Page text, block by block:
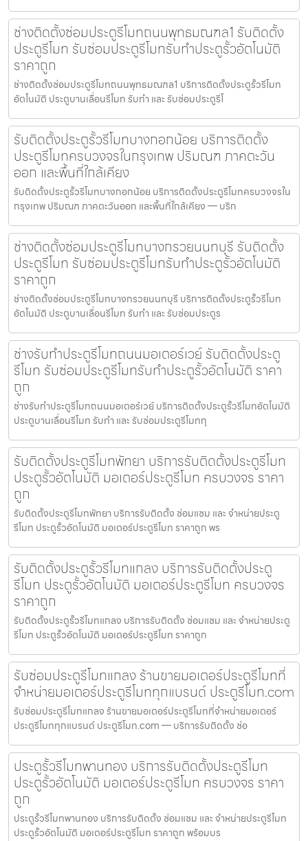
ช่างติดตั้งซ่อมประตูรีโมทถนนพุทธมณฑล1 รับติดตั้ง
ประตูรีโมท รับซ่อมประตูรีโมทรับทำประตูรั้วอัตโนมัติ
ราคาถูก
ช่างติดตั้งซ่อมประตูรีโมทถนนพุทธมณฑล1 บริการติดตั้งประตูรั้วรีโมท
อัตโนมัติ ประตูบานเลื่อนรีโมท รับทำ และ รับซ่อมประตูรีโ
รับติดตั้งประตูรั้วรีโมทบางกอกน้อย บริการติดตั้ง
ประตูรีโมทครบวงจรในกรุงเทพ ปริมณฑ ภาคตะวัน
ออก และพื้นที่ใกล้เคียง
รับติดตั้งประตูรั้วรีโมทบางกอกน้อย บริการติดตั้งประตูรีโมทครบวงจรใน
กรุงเทพ ปริมณฑ ภาคตะวันออก และพื้นที่ใกล้เคียง — บริก
ช่างติดตั้งซ่อมประตูรีโมทบางกรวยนนทบุรี รับติดตั้ง
ประตูรีโมท รับซ่อมประตูรีโมทรับทำประตูรั้วอัตโนมัติ
ราคาถูก
ช่างติดตั้งซ่อมประตูรีโมทบางกรวยนนทบุรี บริการติดตั้งประตูรั้วรีโมท
อัตโนมัติ ประตูบานเลื่อนรีโมท รับทำ และ รับซ่อมประตูร
ช่างรับทำประตูรีโมทถนนมอเตอร์เวย์ รับติดตั้งประตู
รีโมท รับซ่อมประตูรีโมทรับทำประตูรั้วอัตโนมัติ ราคา
ถูก
ช่างรับทำประตูรีโมทถนนมอเตอร์เวย์ บริการติดตั้งประตูรั้วรีโมทอัตโนมัติ
ประตูบานเลื่อนรีโมท รับทำ และ รับซ่อมประตูรีโมททุ
รับติดตั้งประตูรีโมทพัทยา บริการรับติดตั้งประตูรีโมท
ประตูรั้วอัตโนมัติ มอเตอร์ประตูรีโมท ครบวงจร ราคา
ถูก
รับติดตั้งประตูรีโมทพัทยา บริการรับติดตั้ง ซ่อมแซม และ จำหน่ายประตู
รีโมท ประตูรั้วอัตโนมัติ มอเตอร์ประตูรีโมท ราคาถูก พร
รับติดตั้งประตูรั้วรีโมทแกลง บริการรับติดตั้งประตู
รีโมท ประตูรั้วอัตโนมัติ มอเตอร์ประตูรีโมท ครบวงจร
ราคาถูก
รับติดตั้งประตูรั้วรีโมทแกลง บริการรับติดตั้ง ซ่อมแซม และ จำหน่ายประตู
รีโมท ประตูรั้วอัตโนมัติ มอเตอร์ประตูรีโมท ราคาถูก
รับซ่อมประตูรีโมทแกลง ร้านขายมอเตอร์ประตูรีโมทที่
จำหน่ายมอเตอร์ประตูรีโมททุกแบรนด์ ประตูรีโมท.com
รับซ่อมประตูรีโมทแกลง ร้านขายมอเตอร์ประตูรีโมทที่จำหน่ายมอเตอร์
ประตูรีโมททุกแบรนด์ ประตูรีโมท.com — บริการรับติดตั้ง ซ่อ
ประตูรั้วรีโมทพานทอง บริการรับติดตั้งประตูรีโมท
ประตูรั้วอัตโนมัติ มอเตอร์ประตูรีโมท ครบวงจร ราคา
ถูก
ประตูรั้วรีโมทพานทอง บริการรับติดตั้ง ซ่อมแซม และ จำหน่ายประตูรีโมท
ประตูรั้วอัตโนมัติ มอเตอร์ประตูรีโมท ราคาถูก พร้อมบร